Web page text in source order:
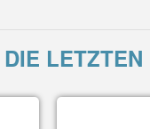
DIE LETZTEN